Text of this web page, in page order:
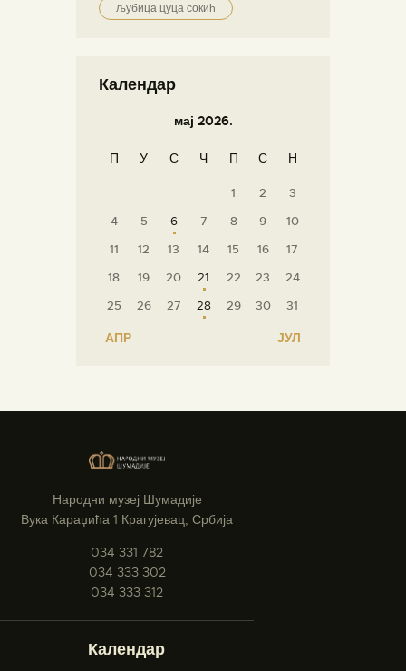
љубица цуца сокић
Календар
мај 2026.
П У С Ч П С Н
1 2
3
4
5 6 7 8 9
10
11
12 13 14 15 16
17
18
19 20 21 22 23
24
25
26 27 28 29 30 31
« АПР ЈУЛ »
Народни музеј Шумадије
Вука Караџића 1 Крагујевац, Србија
034 331 782
034 333 302
034 333 312
Календар